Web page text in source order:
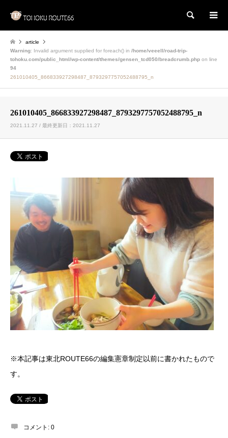
検索
article
Warning: Invalid argument supplied for foreach() in /home/veeell/road-trip-
tohoku.com/public_html/wp-content/themes/gensen_tcd050/breadcrumb.php on line
94
261010405_866833927298487_8793297757052488795_n
261010405_866833927298487_8793297757052488795_n
2021.11.27 / 最終更新日：2021.11.27
※本記事は東北ROUTE66の編集憲章制定以前に書かれたもので
す。
コメント: 0